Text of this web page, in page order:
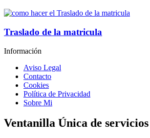
Traslado de la matricula
Información
Aviso Legal
Contacto
Cookies
Política de Privacidad
Sobre Mi
Ventanilla Única de servicios